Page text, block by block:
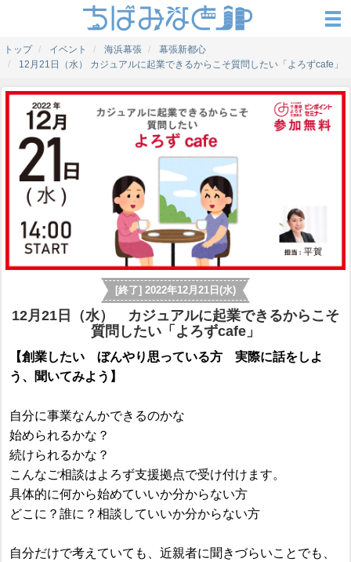
トップ イベント 海浜幕張
幕張新都心
12月21日（水） カジュアルに起業できるからこそ質問したい「よろずcafe」
[終了] 2022年12月21日(水)
12月21日（水） カジュアルに起業できるからこそ
質問したい「よろずcafe」
【創業したい ぼんやり思っている方 実際に話をしよ
う、聞いてみよう】
自分に事業なんかできるのかな
始められるかな？
続けられるかな？
こんなご相談はよろず支援拠点で受け付けます。
具体的に何から始めていいか分からない方
どこに？誰に？相談していいか分からない方
自分だけで考えていても、近親者に聞きづらいことでも、